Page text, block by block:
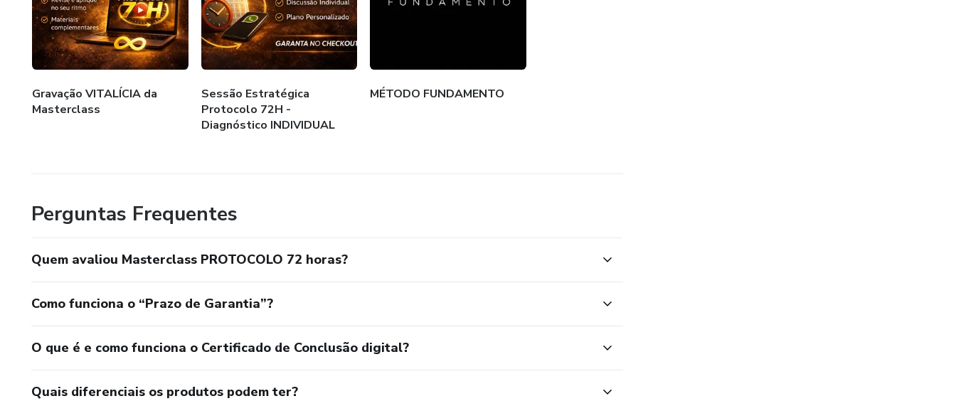
Gravação VITALÍCIA da
Masterclass
Sessão Estratégica
Protocolo 72H -
Diagnóstico INDIVIDUAL
MÉTODO FUNDAMENTO
Perguntas Frequentes
Quem avaliou Masterclass PROTOCOLO 72 horas?
Como funciona o “Prazo de Garantia”?
O que é e como funciona o Certificado de Conclusão digital?
Quais diferenciais os produtos podem ter?